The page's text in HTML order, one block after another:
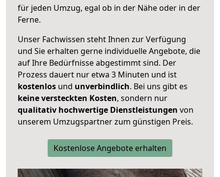
für jeden Umzug, egal ob in der Nähe oder in der
Ferne.
Unser Fachwissen steht Ihnen zur Verfügung
und Sie erhalten gerne individuelle Angebote, die
auf Ihre Bedürfnisse abgestimmt sind. Der
Prozess dauert nur etwa 3 Minuten und ist
kostenlos und unverbindlich. Bei uns gibt es
keine versteckten Kosten, sondern nur
qualitativ hochwertige Dienstleistungen von
unserem Umzugspartner zum günstigen Preis.
Kostenlose Angebote erhalten